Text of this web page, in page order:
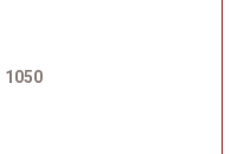
1050